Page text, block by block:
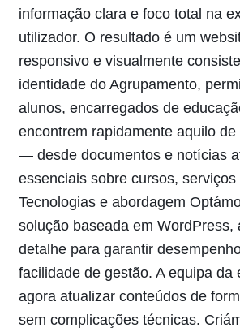
informação clara e foco total na
utilizador. O resultado é um
responsivo e visualmente
identidade do Agrupamento,
alunos, encarregados de
encontrem rapidamente aquilo
— desde documentos e notícias
essenciais sobre cursos, serviços
Tecnologias e abordagem
solução baseada em WordPress,
detalhe para garantir
facilidade de gestão. A equipa da
agora atualizar conteúdos de
sem complicações técnicas.